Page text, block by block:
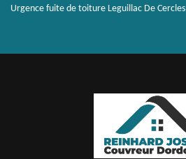
Urgence fuite de toiture Leguillac De Cercles